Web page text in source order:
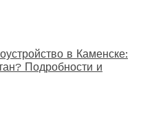
в Каменске:
Подробности и